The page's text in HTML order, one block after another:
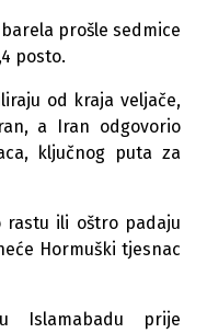
prošle sedmice
posto.
od kraja veljače,
a Iran odgovorio
ključnog puta za
ili oštro padaju
Hormuški tjesnac
Islamabadu prije